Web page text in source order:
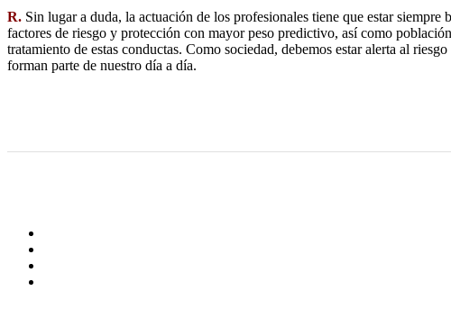
R. Sin lugar a duda, la actuación de los profesionales tiene que estar
factores de riesgo y protección con mayor peso predictivo, así como
tratamiento de estas conductas. Como sociedad, debemos estar alerta al
forman parte de nuestro día a día.